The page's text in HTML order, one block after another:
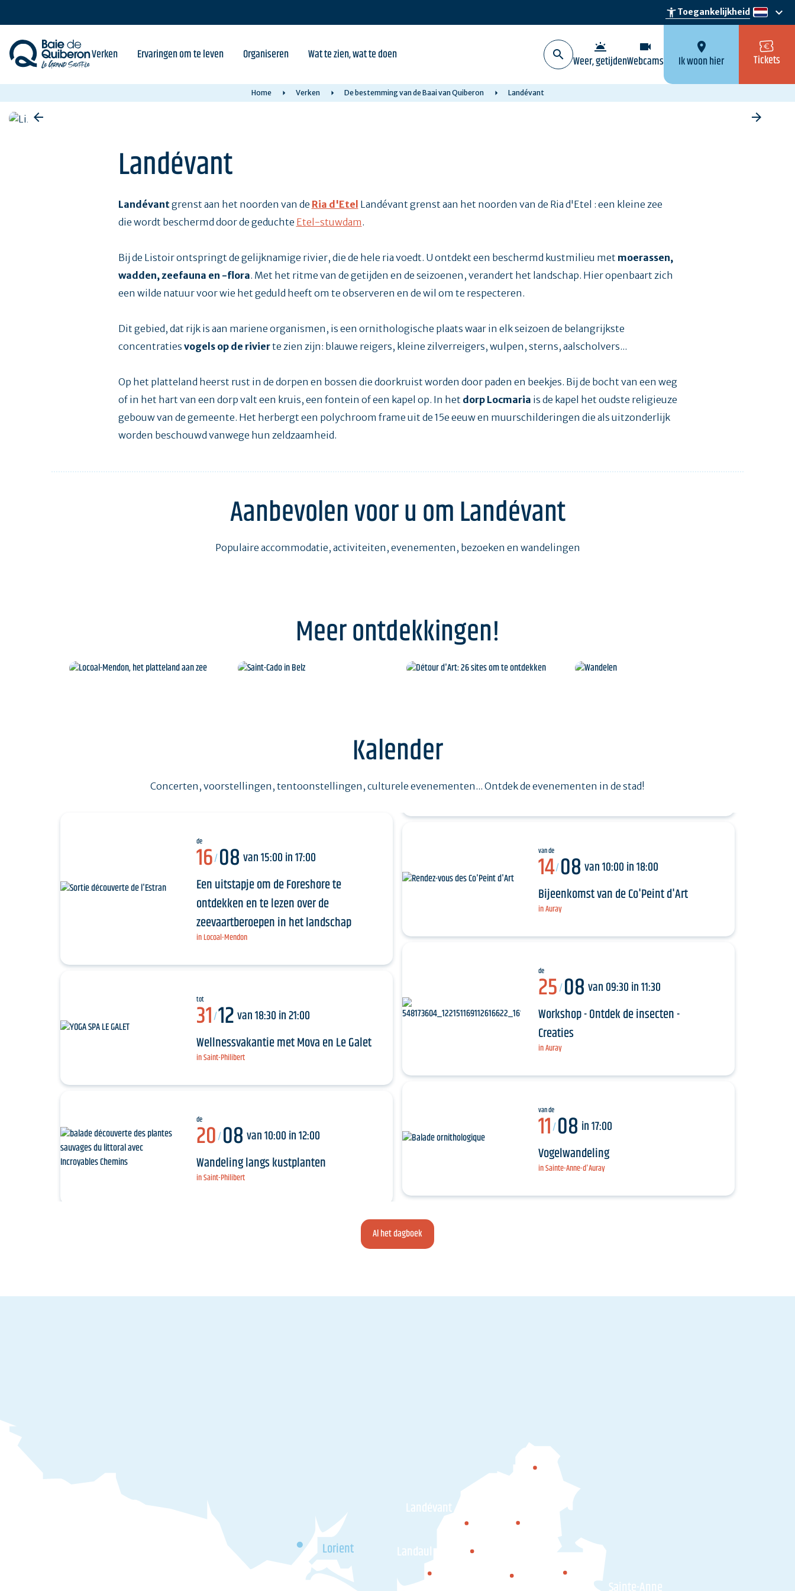
content
accessibility_newToegankelijkheid nl
keyboard_arrow_down
Verken Ervaringen om te leven Organiseren Wat te zien, wat te doen wb_twilight
Weer, getijden
videocam
Webcams
location_on
Ik woon hier Tickets
Home Verken De bestemming van de Baai van Quiberon Landévant
Landévant
Landévantgrenst aan het noorden van de Ria d'Etel Landévant grenst aan het noorden van de Ria d'Etel : een kleine zee
die wordt beschermd door de geduchte Etel-stuwdam.
Bij de Listoir ontspringt de gelijknamige rivier, die de hele ria voedt. U ontdekt een beschermd kustmilieu met moerassen,
wadden, zeefauna en -flora. Met het ritme van de getijden en de seizoenen, verandert het landschap. Hier openbaart zich
een wilde natuur voor wie het geduld heeft om te observeren en de wil om te respecteren.
Dit gebied, dat rijk is aan mariene organismen, is een ornithologische plaats waar in elk seizoen de belangrijkste
concentraties vogels op de rivierte zien zijn: blauwe reigers, kleine zilverreigers, wulpen, sterns, aalscholvers...
Op het platteland heerst rust in de dorpen en bossen die doorkruist worden door paden en beekjes. Bij de bocht van een weg
of in het hart van een dorp valt een kruis, een fontein of een kapel op. In het dorp Locmaria is de kapel het oudste religieuze
gebouw van de gemeente. Het herbergt een polychroom frame uit de 15e eeuw en muurschilderingen die als uitzonderlijk
worden beschouwd vanwege hun zeldzaamheid.
Aanbevolen voor u om Landévant
Populaire accommodatie, activiteiten, evenementen, bezoeken en wandelingen
Meer ontdekkingen!
Kalender
Concerten, voorstellingen, tentoonstellingen, culturele evenementen... Ontdek de evenementen in de stad!
de
16/08 van 15:00 in 17:00
Een uitstapje om de Foreshore te
ontdekken en te lezen over de
zeevaartberoepen in het landschap
in Locoal-Mendon
tot
31/12van 18:30 in 21:00
Wellnessvakantie met Mova en Le Galet
in Saint-Philibert
de
20/08 van 10:00 in 12:00
Wandeling langs kustplanten
in Saint-Philibert
van de
14/08 van 10:00 in 18:00
Bijeenkomst van de Co'Peint d'Art
in Auray
de
25/08 van 09:30 in 11:30
Workshop - Ontdek de insecten -
Creaties
in Auray
van de
11/08 in 17:00
Vogelwandeling
in Sainte-Anne-d'Auray
Al het dagboek
Lorient Landaul
Landévant